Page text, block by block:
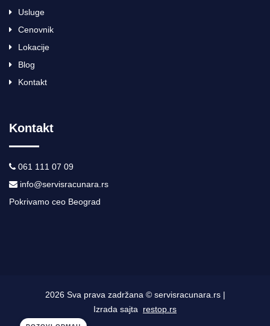
Usluge
Cenovnik
Lokacije
Blog
Kontakt
Kontakt
061 111 07 09
info@servisracunara.rs
Pokrivamo ceo Beograd
2026 Sva prava zadržana © servisracunara.rs |
Izrada sajta
restop.rs